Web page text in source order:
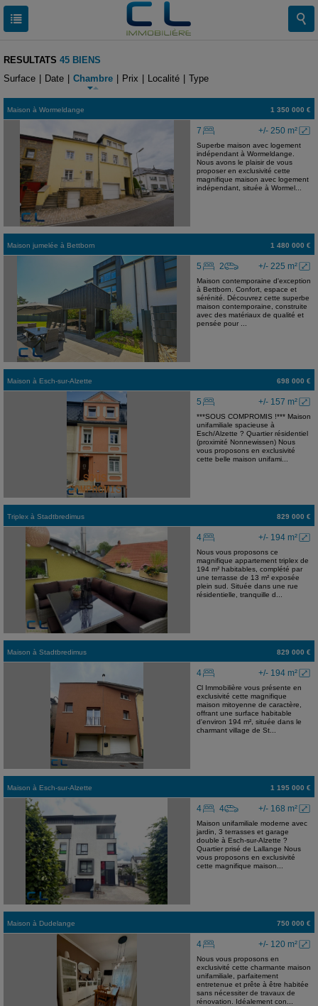
RESULTATS 45 BIENS
Surface
Date Chambre Prix Localité Type
Maison à Wormeldange 1 350 000 €
+/- 250 m²
7
Superbe maison avec logement
indépendant à Wormeldange.
Nous avons le plaisir de vous
proposer en exclusivité cette
magnifique maison avec logement
indépendant, située à Wormel...
Maison jumelée à Bettborn 1 480 000 €
+/- 225 m²
5 2
Maison contemporaine d'exception
à Bettborn. Confort, espace et
sérénité. Découvrez cette superbe
maison contemporaine, construite
avec des matériaux de qualité et
pensée pour ...
Maison à Esch-sur-Alzette 698 000 €
+/- 157 m²
5
***SOUS COMPROMIS !*** Maison
unifamiliale spacieuse à
Esch/Alzette ? Quartier résidentiel
(proximité Nonnewissen) Nous
vous proposons en exclusivité
cette belle maison unifami...
Triplex à Stadtbredimus 829 000 €
+/- 194 m²
4
Nous vous proposons ce
magnifique appartement triplex de
194 m² habitables, complété par
une terrasse de 13 m² exposée
plein sud. Située dans une rue
résidentielle, tranquille d...
Maison à Stadtbredimus 829 000 €
+/- 194 m²
4
Cl Immobilière vous présente en
exclusivité cette magnifique
maison mitoyenne de caractère,
offrant une surface habitable
d'environ 194 m², située dans le
charmant village de St...
Maison à Esch-sur-Alzette 1 195 000 €
+/- 168 m²
4 4
Maison unifamiliale moderne avec
jardin, 3 terrasses et garage
double à Esch-sur-Alzette ?
Quartier prisé de Lallange Nous
vous proposons en exclusivité
cette magnifique maison...
Maison à Dudelange 750 000 €
+/- 120 m²
4
Nous vous proposons en
exclusivité cette charmante maison
unifamiliale, parfaitement
entretenue et prête à être habitée
sans nécessiter de travaux de
rénovation. Idéalement con...